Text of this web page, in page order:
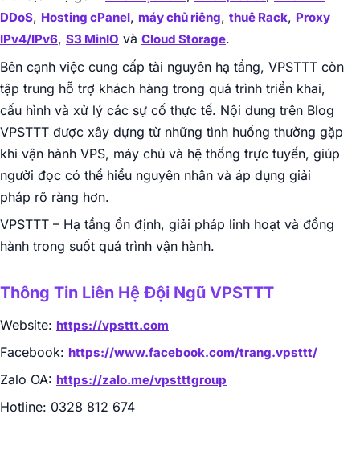
DDoS, Hosting cPanel, máy chủ riêng, thuê Rack, Proxy
IPv4/IPv6, S3 MinIO và Cloud Storage.
Bên cạnh việc cung cấp tài nguyên hạ tầng, VPSTTT còn
tập trung hỗ trợ khách hàng trong quá trình triển khai,
cấu hình và xử lý các sự cố thực tế. Nội dung trên Blog
VPSTTT được xây dựng từ những tình huống thường gặp
khi vận hành VPS, máy chủ và hệ thống trực tuyến, giúp
người đọc có thể hiểu nguyên nhân và áp dụng giải
pháp rõ ràng hơn.
VPSTTT – Hạ tầng ổn định, giải pháp linh hoạt và đồng
hành trong suốt quá trình vận hành.
Thông Tin Liên Hệ Đội Ngũ VPSTTT
Website: https://vpsttt.com
Facebook: https://www.facebook.com/trang.vpsttt/
Zalo OA: https://zalo.me/vpstttgroup
Hotline: 0328 812 674